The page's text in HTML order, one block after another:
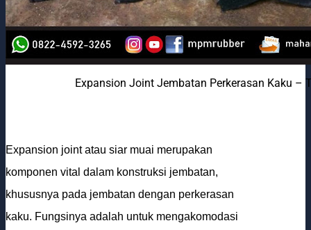
Expansion Joint Jembatan Perkerasan Kaku –
Expansion joint atau siar muai merupakan
komponen vital dalam konstruksi jembatan,
khususnya pada jembatan dengan perkerasan
kaku. Fungsinya adalah untuk mengakomodasi